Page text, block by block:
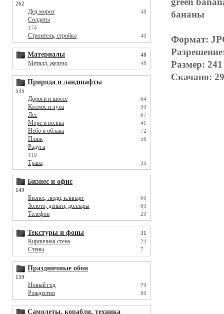
262
Дед мороз 48
Солдаты
174
Строитель, стройка 40
Материалы 48
Металл, железо 48
Природа и ландшафты
535
Дороги и шоссе 64
Космос и луна 90
Лес 67
Море и волны 41
Небо и облака 72
Пляж 56
Радуга
110
Трава 35
Бизнес и офис
149
Бизнес, люди, клипарт 60
Золото, деньги, доллары 69
Телефон 20
Текстуры и фоны 31
Кирпичная стена 24
Стены 7
Праздничные обои
159
Новый год 79
Рождество 80
Самолеты, корабли, техника
бананы
Формат:
Размер:
Скачано: